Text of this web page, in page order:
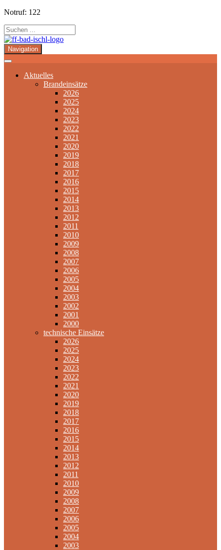
Notruf: 122
Navigation
Aktuelles
Brandeinsätze
2026
2025
2024
2023
2022
2021
2020
2019
2018
2017
2016
2015
2014
2013
2012
2011
2010
2009
2008
2007
2006
2005
2004
2003
2002
2001
2000
technische Einsätze
2026
2025
2024
2023
2022
2021
2020
2019
2018
2017
2016
2015
2014
2013
2012
2011
2010
2009
2008
2007
2006
2005
2004
2003